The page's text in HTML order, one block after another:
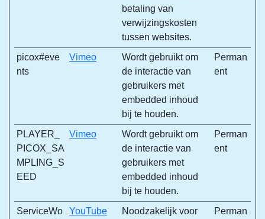
betaling van
verwijzingskosten
tussen websites.
picox#eve
nts
Vimeo
Wordt gebruikt om
de interactie van
gebruikers met
embedded inhoud
bij te houden.
Perman
ent
PLAYER_
PICOX_SA
MPLING_S
EED
Vimeo
Wordt gebruikt om
de interactie van
gebruikers met
embedded inhoud
bij te houden.
Perman
ent
ServiceWo
YouTube
Noodzakelijk voor
Perman